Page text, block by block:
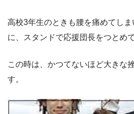
高校3年生のときも腰を痛めてし
に、スタンドで応援団長をつとめ
この時は、かつてないほど大きな
す。